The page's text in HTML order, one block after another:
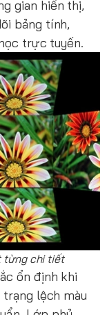
gian hiển thị,
bảng tính,
trực tuyến.
từng chi tiết
ổn định khi
lệch màu